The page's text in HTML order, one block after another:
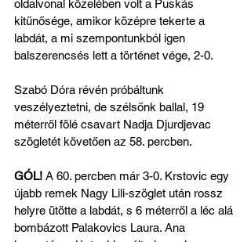
oldalvonal közelében volt a Puskás
kitűnősége, amikor középre tekerte a
labdát, a mi szempontunkból igen
balszerencsés lett a történet vége, 2-0.
Szabó Dóra révén próbáltunk
veszélyeztetni, de szélsőnk ballal, 19
méterről fölé csavart Nadja Djurdjevac
szögletét követően az 58. percben.
GÓL! A 60. percben már 3-0. Krstovic egy
újabb remek Nagy Lili-szöglet után rossz
helyre ütötte a labdát, s 6 méterről a léc alá
bombázott Palakovics Laura. Ana